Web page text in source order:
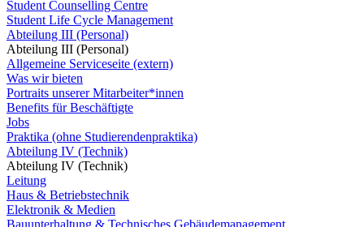
Student Counselling Centre
Student Life Cycle Management
Abteilung III (Personal)
Abteilung III (Personal)
Allgemeine Serviceseite (extern)
Was wir bieten
Portraits unserer Mitarbeiter*innen
Benefits für Beschäftigte
Jobs
Praktika (ohne Studierendenpraktika)
Abteilung IV (Technik)
Abteilung IV (Technik)
Leitung
Haus & Betriebstechnik
Elektronik & Medien
Bauunterhaltung & Technisches Gebäudemanagement